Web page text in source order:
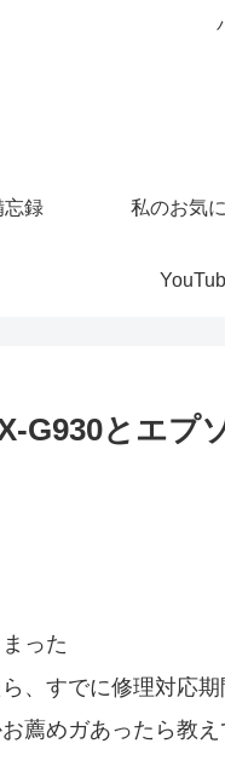
忘録 私のお気
G930とエ
った
、すでに修理対応
薦めガあったら教え